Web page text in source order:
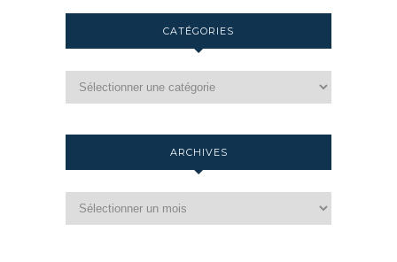
CATÉGORIES
ARCHIVES